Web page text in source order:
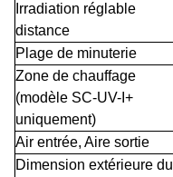
Irradiation réglable
distance
Plage de minuterie
Zone de chauffage
(modèle SC-UV-I+
uniquement)
Air entrée, Aire sortie
Dimension extérieure du